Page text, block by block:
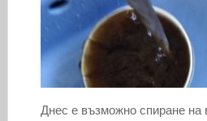
Днес е възможно спиране на